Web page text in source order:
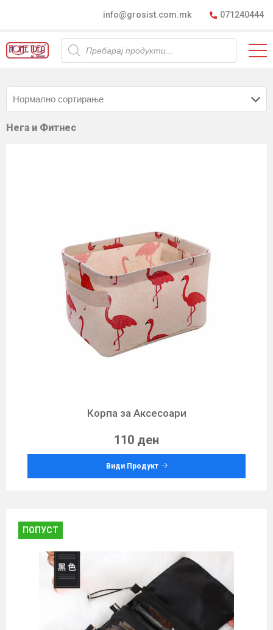
info@grosist.com.mk 071240444
Products
search
Нега и Фитнес
Корпа за Аксесоари
110 ден
Види Продукт
ПОПУСТ